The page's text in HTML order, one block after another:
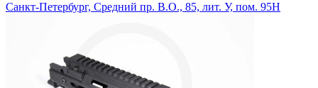
Санкт-Петербург, Средний пр. В.О., 85, лит. У, пом. 95Н